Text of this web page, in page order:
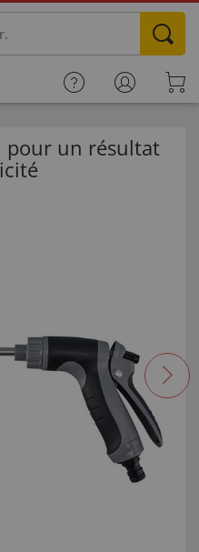
pour un résultat